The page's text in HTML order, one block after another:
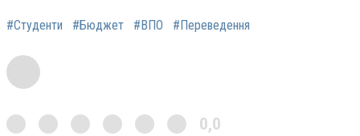
#Студенти #Бюджет #ВПО #Переведення
0,0